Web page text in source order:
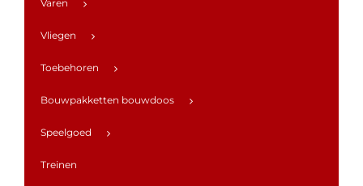
Varen
Vliegen
Toebehoren
Bouwpakketten bouwdoos
Speelgoed
Treinen